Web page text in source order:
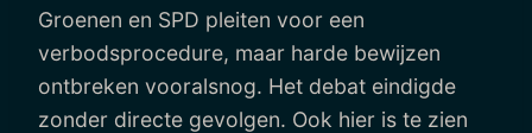
Groenen en SPD pleiten voor een
verbodsprocedure, maar harde bewijzen
ontbreken vooralsnog. Het debat eindigde
zonder directe gevolgen. Ook hier is te zien